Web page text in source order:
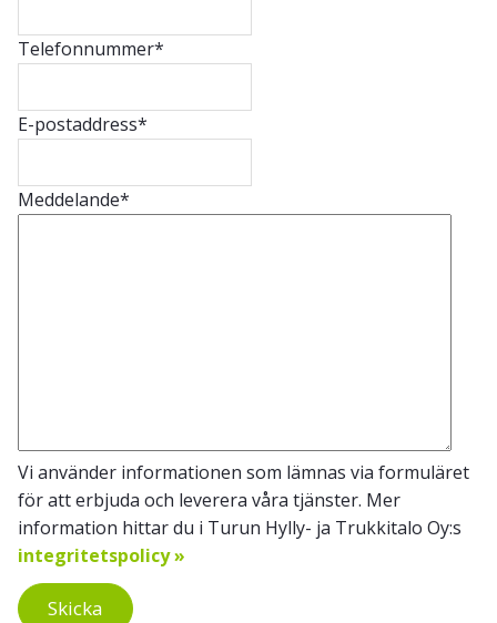
Telefonnummer*
E-postaddress*
Meddelande*
Vi använder informationen som lämnas via formuläret
för att erbjuda och leverera våra tjänster. Mer
information hittar du i Turun Hylly- ja Trukkitalo Oy:s
integritetspolicy »
Skicka